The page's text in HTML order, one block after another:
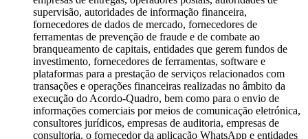
supervisão, autoridades de informação financeira,
fornecedores de dados de mercado, fornecedores de
ferramentas de prevenção de fraude e de combate ao
branqueamento de capitais, entidades que gerem fundos de
investimento, fornecedores de ferramentas, software e
plataformas para a prestação de serviços relacionados com
transações e operações financeiras realizadas no âmbito da
execução do Acordo-Quadro, bem como para o envio de
informações comerciais por meios de comunicação eletrónica,
consultores jurídicos, empresas de auditoria, empresas de
consultoria, o fornecedor da aplicação WhatsApp e entidades